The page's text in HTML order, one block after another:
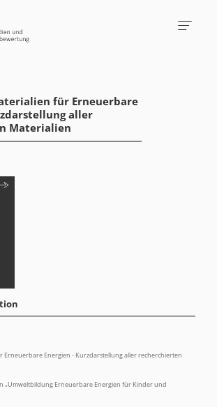
für Erneuerbare
aller
Materialien
Erneuerbare Energien - Kurzdarstellung aller recherchierten
„Umweltbildung Erneuerbare Energien für Kinder und